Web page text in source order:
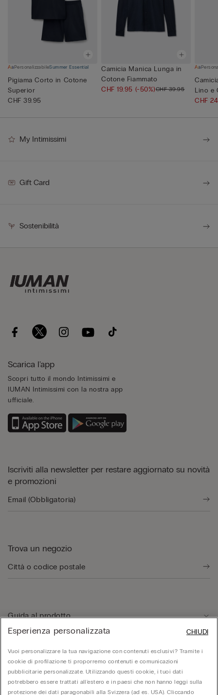
PersonalizzabileSummer Essential
Pigiama Corto in Cotone
Superior
CHF 39.95
Camicia Manica Lunga in
Cotone Fiammato
CHF 19.95 (-50%)CHF 39.95
Lino e
CHF
My Intimissimi
Gift Card
Sostenibilità
Scarica l'app
Scopri tutto il mondo Intimissimi e
IUMAN Intimissimi con la nostra app
ufficiale.
Iscriviti alla newsletter per restare aggiornato su novità
e promozioni
Trova un negozio
Guida al prodotto
Area Legale
Esperienza personalizzata
Vuoi personalizzare la tua navigazione con contenuti esclusivi? Tramite i
cookie di profilazione ti proporremo contenuti e comunicazioni
pubblicitarie personalizzate. Utilizzando questi cookie, i tuoi dati
potrebbero essere trattati all'estero e in paesi che non hanno leggi sulla
protezione dei dati paragonabili alla Svizzera (ad es. USA). Cliccando
CHIUDI